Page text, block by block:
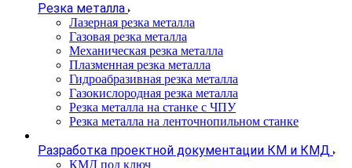
Резка металла
Лазерная резка металла
Газовая резка металла
Механическая резка металла
Плазменная резка металла
Гидроабразивная резка металла
Газокислородная резка металла
Резка металла на станке с ЧПУ
Резка металла на ленточнопильном станке
Разработка проектной документации КМ и КМД
КМД под ключ